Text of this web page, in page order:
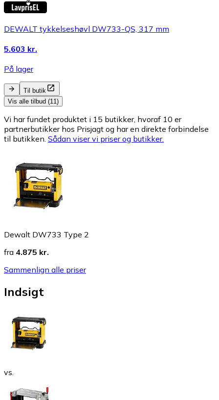
DEWALT tykkelseshøvl DW733-QS, 317 mm
5.603 kr.
På lager
Til butik
Vis alle tilbud (11)
Vi har fundet produktet i 15 butikker, hvoraf 10 er
partnerbutikker hos Prisjagt og har en direkte forbindelse
til butikken. Sådan viser vi priser og butikker.
Dewalt DW733 Type 2
fra 4.875 kr.
Sammenlign alle priser
Indsigt
vs.